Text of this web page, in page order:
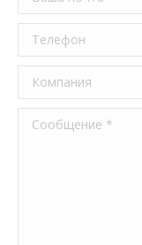
Телефон
Компания
Сообщение *